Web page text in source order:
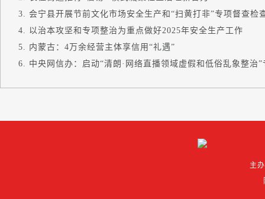
会宁县开展节前文化市场安全生产和“扫黄打非”专项督查检
以治本攻坚和专项整治为重点做好2025年安全生产工作
内蒙古：4万余经营主体享信用“礼遇”
中央网信办：启动“清朗·网络直播领域虚假和低俗乱象整治
主